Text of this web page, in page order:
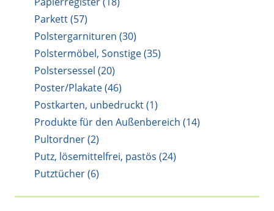
Parkett (57)
Polstergarnituren (30)
Polstermöbel, Sonstige (35)
Polstersessel (20)
Poster/Plakate (46)
Postkarten, unbedruckt (1)
Produkte für den Außenbereich (14)
Pultordner (2)
Putz, lösemittelfrei, pastös (24)
Putztücher (6)